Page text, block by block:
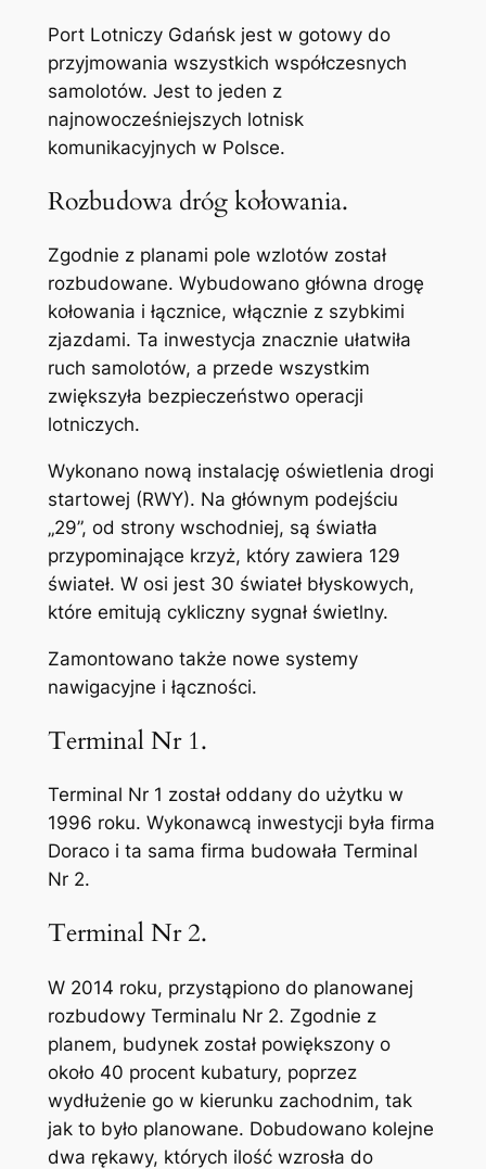
Port Lotniczy Gdańsk jest w gotowy do
przyjmowania wszystkich współczesnych
samolotów. Jest to jeden z
najnowocześniejszych lotnisk
komunikacyjnych w Polsce.
Rozbudowa dróg kołowania.
Zgodnie z planami pole wzlotów został
rozbudowane. Wybudowano główna drogę
kołowania i łącznice, włącznie z szybkimi
zjazdami. Ta inwestycja znacznie ułatwiła
ruch samolotów, a przede wszystkim
zwiększyła bezpieczeństwo operacji
lotniczych.
Wykonano nową instalację oświetlenia drogi
startowej (RWY). Na głównym podejściu
„29”, od strony wschodniej, są światła
przypominające krzyż, który zawiera 129
świateł. W osi jest 30 świateł błyskowych,
które emitują cykliczny sygnał świetlny.
Zamontowano także nowe systemy
nawigacyjne i łączności.
Terminal Nr 1.
Terminal Nr 1 został oddany do użytku w
1996 roku. Wykonawcą inwestycji była firma
Doraco i ta sama firma budowała Terminal
Nr 2.
Terminal Nr 2.
W 2014 roku, przystąpiono do planowanej
rozbudowy Terminalu Nr 2. Zgodnie z
planem, budynek został powiększony o
około 40 procent kubatury, poprzez
wydłużenie go w kierunku zachodnim, tak
jak to było planowane. Dobudowano kolejne
dwa rękawy, których ilość wzrosła do